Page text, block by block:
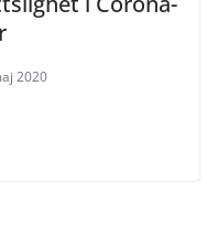
2020